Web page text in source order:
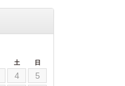
土 日
4
5